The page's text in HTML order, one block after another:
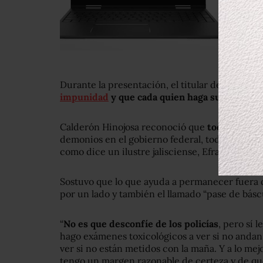
Durante la presentación, el titular del
impunidad y que cada quien haga su parte
Calderón Hinojosa reconoció que todos
demonios en el gobierno federal, todos
como dice un ilustre jalisciense, Efraín
Sostuvo que lo que ayuda a permanecer
por un lado y también el llamado “pase de
“No es que desconfíe de los policías, pero sí
hago exámenes toxicológicos a ver si no
ver si no están metidos con la maña. Y a lo